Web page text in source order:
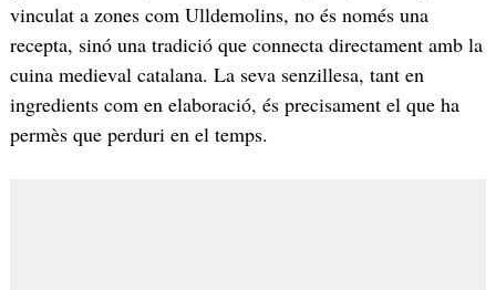
vinculat a zones com Ulldemolins, no és només una
recepta, sinó una tradició que connecta directament amb la
cuina medieval catalana. La seva senzillesa, tant en
ingredients com en elaboració, és precisament el que ha
permès que perduri en el temps.